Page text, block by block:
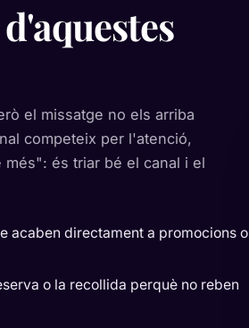
el missatge no els arriba
competeix per l'atenció,
és triar bé el canal i el
acaben directament a promocions o
o la recollida perquè no reben